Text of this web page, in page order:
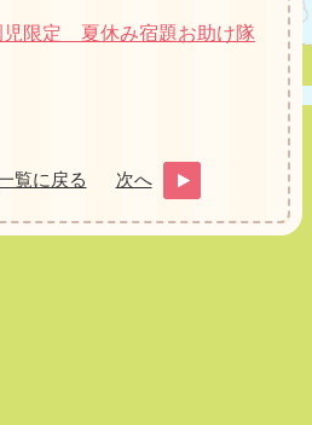
児限定 夏休み宿題お助け隊
覧に戻る 次へ